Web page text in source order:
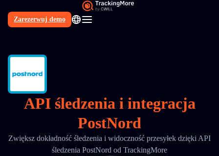
Zarezerwuj demo
PL
API śledzenia i integracja
PostNord
Zwiększ dokładność śledzenia i widoczność przesyłek dzięki API
śledzenia PostNord od TrackingMore